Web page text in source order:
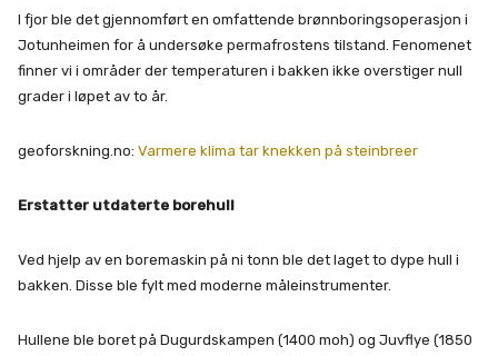
I fjor ble det gjennomført en omfattende brønnboringsoperasjon i
Jotunheimen for å undersøke permafrostens tilstand. Fenomenet
finner vi i områder der temperaturen i bakken ikke overstiger null
grader i løpet av to år.
geoforskning.no: Varmere klima tar knekken på steinbreer
Erstatter utdaterte borehull
Ved hjelp av en boremaskin på ni tonn ble det laget to dype hull i
bakken. Disse ble fylt med moderne måleinstrumenter.
Hullene ble boret på Dugurdskampen (1400 moh) og Juvflye (1850